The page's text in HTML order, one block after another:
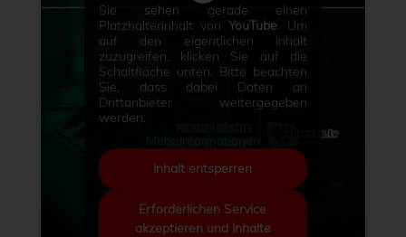
Sie sehen gerade einen
Platzhalterinhalt vonYouTube . Um
auf den eigentlichen Inhalt
zuzugreifen, klicken Sie auf die
Schaltfläche unten. Bitte beachten
Sie, dass dabei Daten an
Drittanbieter weitergegeben
werden.
Mehr Informationen
Inhalt entsperren
Erforderlichen Service
akzeptieren und Inhalte